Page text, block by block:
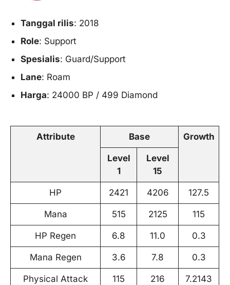
Tanggal rilis: 2018
Role: Support
Spesialis: Guard/Support
Lane: Roam
Harga: 24000 BP / 499 Diamond
Attribute Base Growth
Level
1
Level
15
HP 2421 4206 127.5
Mana 515 2125 115
HP Regen 6.8 11.0 0.3
Mana Regen 3.6 7.8 0.3
Physical Attack 115 216 7.2143